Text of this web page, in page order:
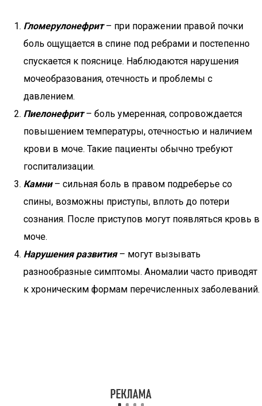
Гломерулонефрит– при поражении правой почки
боль ощущается в спине под ребрами и постепенно
спускается к пояснице. Наблюдаются нарушения
мочеобразования, отечность и проблемы с
давлением.
Пиелонефрит– боль умеренная, сопровождается
повышением температуры, отечностью и наличием
крови в моче. Такие пациенты обычно требуют
госпитализации.
Камни– сильная боль в правом подреберье со
спины, возможны приступы, вплоть до потери
сознания. После приступов могут появляться кровь в
моче.
Нарушения развития– могут вызывать
разнообразные симптомы. Аномалии часто приводят
к хроническим формам перечисленных заболеваний.